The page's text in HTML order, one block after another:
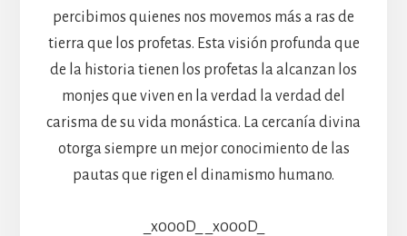
percibimos quienes nos movemos más a ras de
tierra que los profetas. Esta visión profunda que
de la historia tienen los profetas la alcanzan los
monjes que viven en la verdad la verdad del
carisma de su vida monástica. La cercanía divina
otorga siempre un mejor conocimiento de las
pautas que rigen el dinamismo humano.
_x000D_ _x000D_